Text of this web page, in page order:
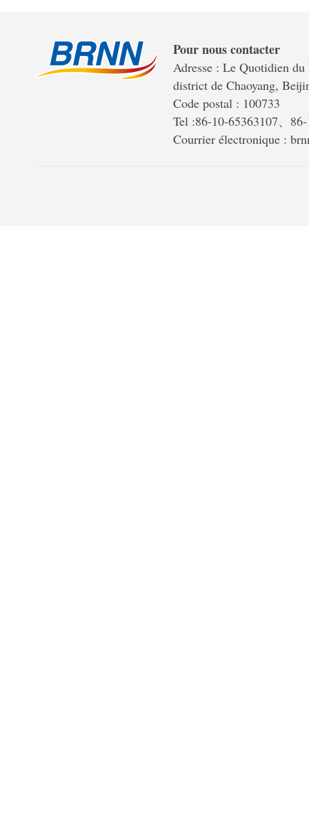
Pour nous contacter
Adresse : Le Quotidien
district de Chaoyang,
Code postal : 100733
Tel :86-10-65363107、
Courrier électronique :